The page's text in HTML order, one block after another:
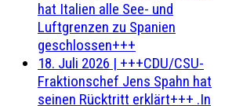
hat Italien alle See- und
Luftgrenzen zu Spanien
geschlossen+++
18. Juli 2026 | +++CDU/CSU-
Fraktionschef Jens Spahn hat
seinen Rücktritt erklärt+++ .In